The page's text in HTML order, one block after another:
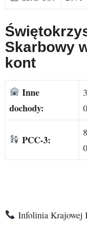
Skarbowy
kont
Inne
dochody:
PCC-3:
Infolinia Krajowej